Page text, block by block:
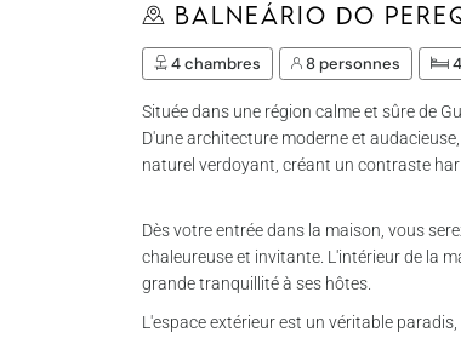
Balneário do
4 chambres 8 personnes
Située dans une région calme et sûre de
D'une architecture moderne et
naturel verdoyant, créant un contraste
Dès votre entrée dans la maison, vous
chaleureuse et invitante. L'intérieur de la
grande tranquillité à ses hôtes.
L'espace extérieur est un véritable